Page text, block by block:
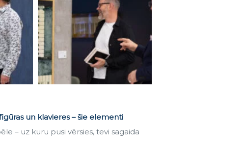
un klavieres – šie elementi
– uz kuru pusi vērsies, tevi sagaida